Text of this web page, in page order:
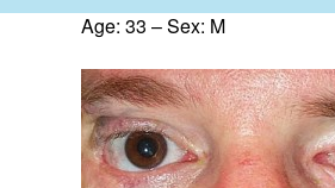
Age: 33 – Sex: M